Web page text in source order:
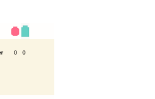
0 0